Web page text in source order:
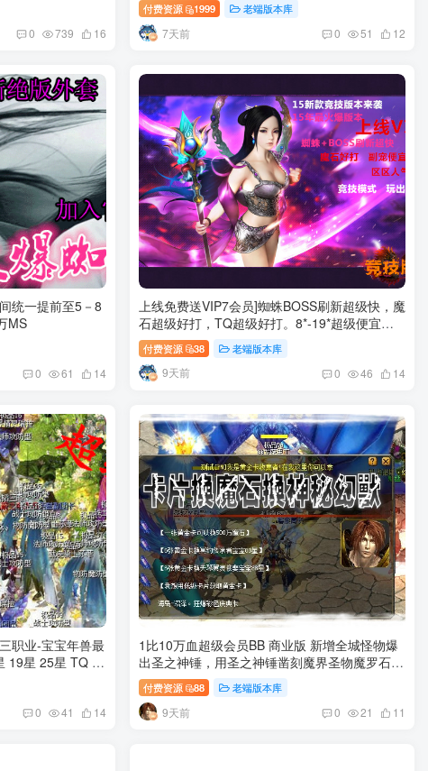
0 739 16
付费资源 1999 老端版本库
7天前 0 51 12
统一提前至5－8
MS
0 61 14
上线免费送VIP7会员]蜘蛛BOSS刷新超级快，魔
石超级好打，TQ超级好打。8*-19*超级便宜。
25*超级便宜。一切的一切 只为巅峰对决！！！
付费资源 38 老端版本库
9天前 0 46 14
19星 25星 TQ 游
0 41 14
1比10万血超级会员BB 商业版 新增全城怪物爆
出圣之神锤，用圣之神锤凿刻魔界圣物魔罗石
刻-凿毁获得本服贵所有重物品！
付费资源 88 老端版本库
9天前 0 21 11